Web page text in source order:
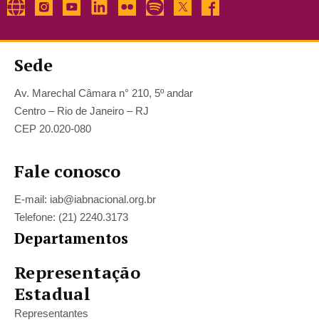
Sede
Av. Marechal Câmara n° 210, 5º andar
Centro – Rio de Janeiro – RJ
CEP 20.020-080
Fale conosco
E-mail: iab@iabnacional.org.br
Telefone: (21) 2240.3173
Departamentos
Representação
Estadual
Representantes